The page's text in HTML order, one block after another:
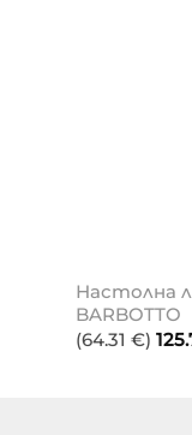
Настолна
BARBOTTO
(64.31 €)